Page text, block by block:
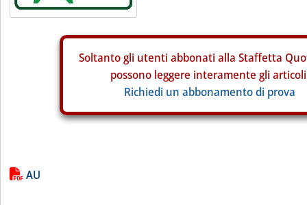
Soltanto gli utenti abbonati alla Staffetta
possono leggere interamente gli
Richiedi un abbonamento di prova
Lista allegati PDF alla notizia
AU